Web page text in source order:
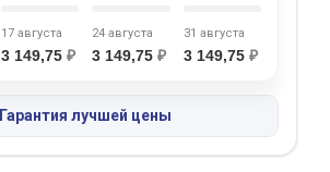
17 августа
3 149,75 ₽
24 августа
3 149,75 ₽
31 августа
3 149,75 ₽
Гарантия лучшей цены
25
Остались вопросы?
8 800 302-02-51